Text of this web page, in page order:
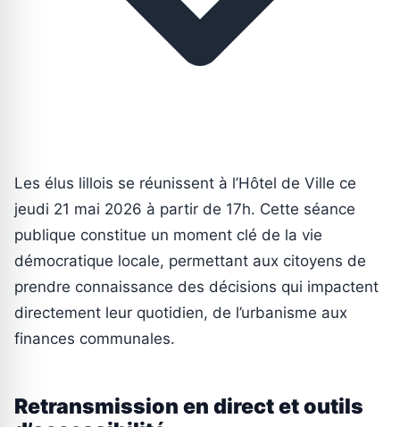
Les élus lillois se réunissent à l’Hôtel de Ville ce
jeudi 21 mai 2026 à partir de 17h. Cette séance
publique constitue un moment clé de la vie
démocratique locale, permettant aux citoyens de
prendre connaissance des décisions qui impactent
directement leur quotidien, de l’urbanisme aux
finances communales.
Retransmission en direct et outils